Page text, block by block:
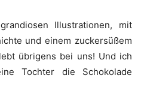
Illustrationen, mit
und einem zuckersüßem
übrigens bei uns! Und ich
Tochter die Schokolade